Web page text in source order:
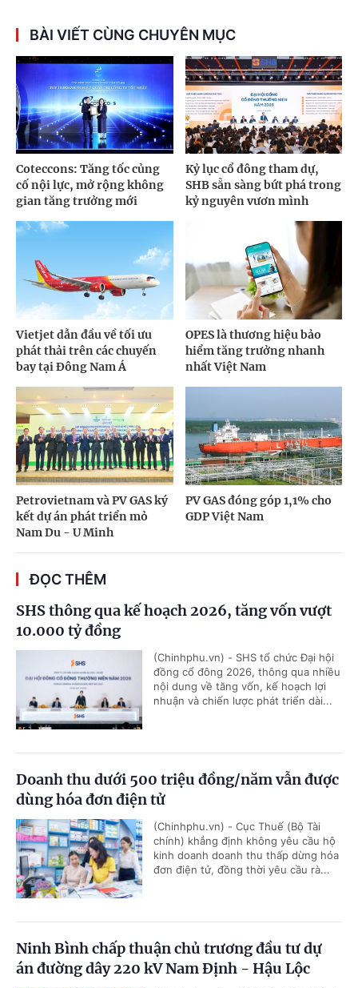
BÀI VIẾT CÙNG CHUYÊN MỤC
Coteccons: Tăng tốc củng
cố nội lực, mở rộng không
gian tăng trưởng mới
Kỷ lục cổ đông tham dự,
SHB sẵn sàng bứt phá trong
kỷ nguyên vươn mình
Vietjet dẫn đầu về tối ưu
phát thải trên các chuyến
bay tại Đông Nam Á
OPES là thương hiệu bảo
hiểm tăng trưởng nhanh
nhất Việt Nam
Petrovietnam và PV GAS ký
kết dự án phát triển mỏ
Nam Du - U Minh
PV GAS đóng góp 1,1% cho
GDP Việt Nam
ĐỌC THÊM
SHS thông qua kế hoạch 2026, tăng vốn vượt
10.000 tỷ đồng
(Chinhphu.vn) - SHS tổ chức Đại hội
đồng cổ đông 2026, thông qua nhiều
nội dung về tăng vốn, kế hoạch lợi
nhuận và chiến lược phát triển dài...
Doanh thu dưới 500 triệu đồng/năm vẫn được
dùng hóa đơn điện tử
(Chinhphu.vn) - Cục Thuế (Bộ Tài
chính) khẳng định không yêu cầu hộ
kinh doanh doanh thu thấp dừng hóa
đơn điện tử, đồng thời yêu cầu rà...
Ninh Bình chấp thuận chủ trương đầu tư dự
án đường dây 220 kV Nam Định - Hậu Lộc